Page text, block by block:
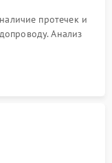
протечек и
Анализ
вращения
системы защиты